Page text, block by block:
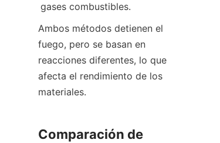
gases combustibles.
Ambos métodos detienen el
fuego, pero se basan en
reacciones diferentes, lo que
afecta el rendimiento de los
materiales.
Comparación de